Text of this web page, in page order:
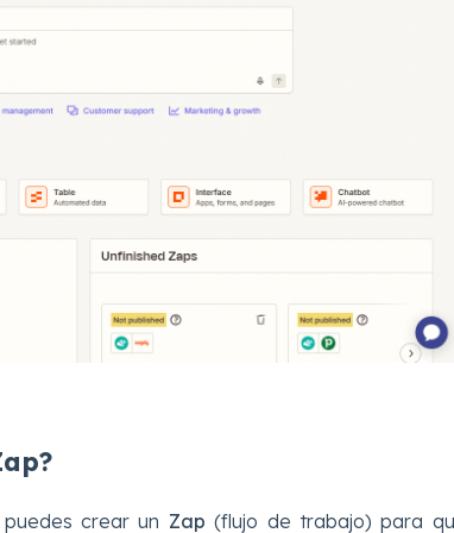
crear un Zap (flujo de trabajo) para